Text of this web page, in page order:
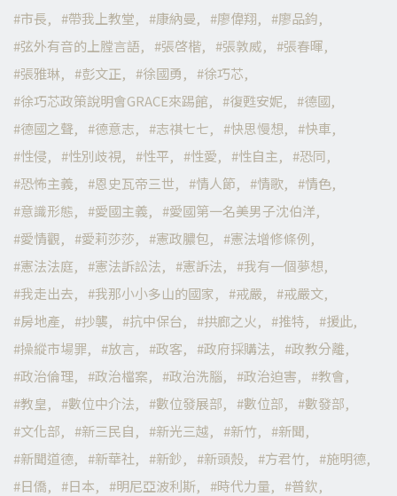
市長
帶我上教堂 康納曼 廖偉翔
廖品鈞
弦外有音的上膛言語
張啓楷 張敦威
張春暉
張雅琳
彭文正 徐國勇
徐巧芯
徐巧芯政策說明會GRACE來踢館
復甦安妮
德國
德國之聲
德意志 志祺七七 快思慢想
快車
性侵
性別歧視 性平 性愛 性自主
恐同
恐怖主義
恩史瓦帝三世 情人節 情歌
情色
意識形態
愛國主義
愛國第一名美男子沈伯洋
愛情觀
愛莉莎莎 憲政膿包
憲法增修條例
憲法法庭
憲法訴訟法 憲訴法
我有一個夢想
我走出去
我那小小多山的國家 戒嚴
戒嚴文
房地產
抄襲 抗中保台 拱廊之火 推特
援此
操縱市場罪
放言 政客 政府採購法
政教分離
政治倫理
政治檔案 政治洗腦 政治迫害
教會
教皇
數位中介法 數位發展部 數位部
數發部
文化部
新三民自 新光三越 新竹
新聞
新聞道德
新華社 新鈔 新頭殼 方君竹
施明德
日僑
日本 明尼亞波利斯 時代力量
普欽